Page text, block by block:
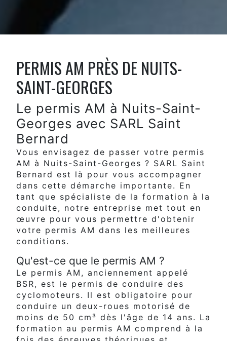
PERMIS AM PRÈS DE NUITS-
SAINT-GEORGES
Le permis AM à Nuits-Saint-
Georges avec SARL Saint
Bernard
Vous envisagez de passer votre permis
AM à Nuits-Saint-Georges ? SARL Saint
Bernard est là pour vous accompagner
dans cette démarche importante. En
tant que spécialiste de la formation à la
conduite, notre entreprise met tout en
œuvre pour vous permettre d'obtenir
votre permis AM dans les meilleures
conditions.
Qu'est-ce que le permis AM ?
Le permis AM, anciennement appelé
BSR, est le permis de conduire des
cyclomoteurs. Il est obligatoire pour
conduire un deux-roues motorisé de
moins de 50 cm³ dès l'âge de 14 ans. La
formation au permis AM comprend à la